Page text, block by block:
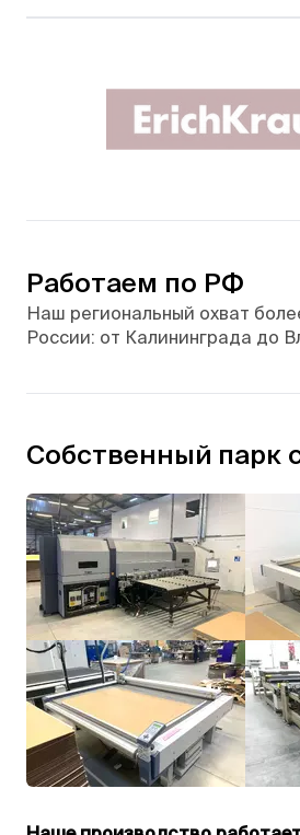
Работаем по РФ
Наш региональный охват
России: от Калининграда до
Собственный парк